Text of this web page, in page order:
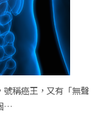
稱癌王，又有「無聲
…